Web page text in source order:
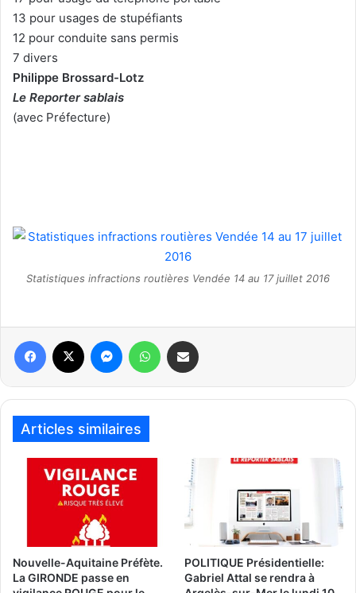
13 pour usages de stupéfiants
12 pour conduite sans permis
7 divers
Philippe Brossard-Lotz
Le Reporter sablais
(avec Préfecture)
Statistiques infractions routières Vendée 14 au 17 juillet 2016
Articles similaires
Nouvelle-Aquitaine Préfète.
La GIRONDE passe en
POLITIQUE Présidentielle:
Gabriel Attal se rendra à